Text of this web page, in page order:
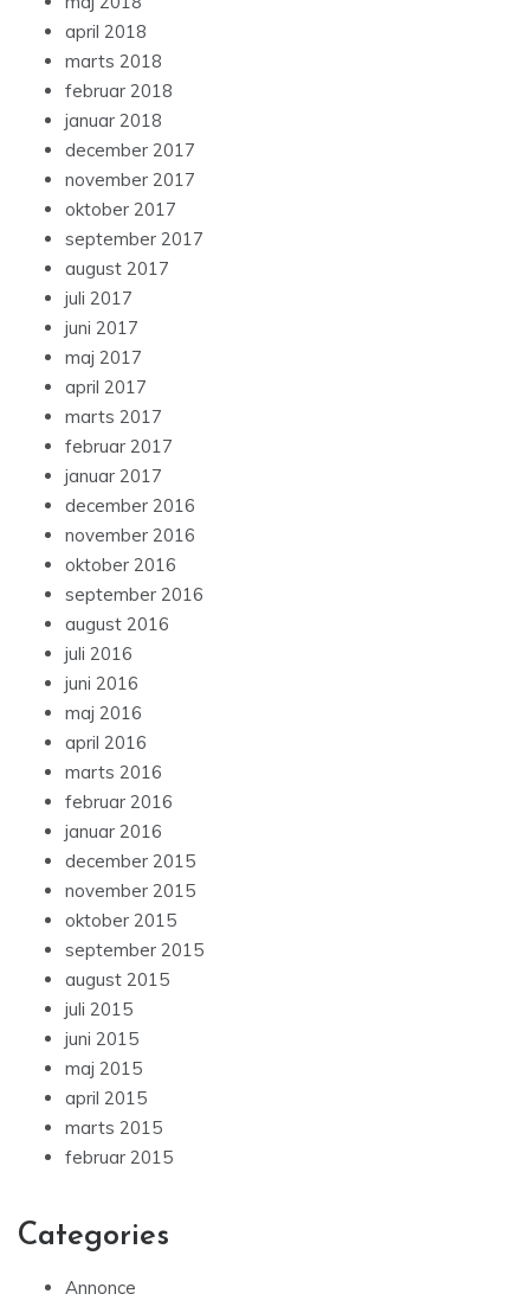
april 2018
marts 2018
februar 2018
januar 2018
december 2017
november 2017
oktober 2017
september 2017
august 2017
juli 2017
juni 2017
maj 2017
april 2017
marts 2017
februar 2017
januar 2017
december 2016
november 2016
oktober 2016
september 2016
august 2016
juli 2016
juni 2016
maj 2016
april 2016
marts 2016
februar 2016
januar 2016
december 2015
november 2015
oktober 2015
september 2015
august 2015
juli 2015
juni 2015
maj 2015
april 2015
marts 2015
februar 2015
Categories
Annonce